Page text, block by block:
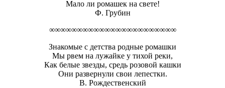
Мало ли ромашек на свете!
Ф. Грубин
∞∞∞∞∞∞∞∞∞∞∞∞∞∞∞∞∞∞∞∞∞∞∞
Знакомые с детства родные ромашки
Мы рвем на лужайке у тихой реки,
Как белые звезды, средь розовой кашки
Они развернули свои лепестки.
В. Рождественский